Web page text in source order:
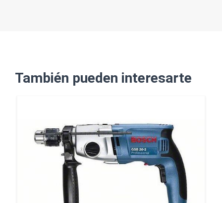
También pueden interesarte